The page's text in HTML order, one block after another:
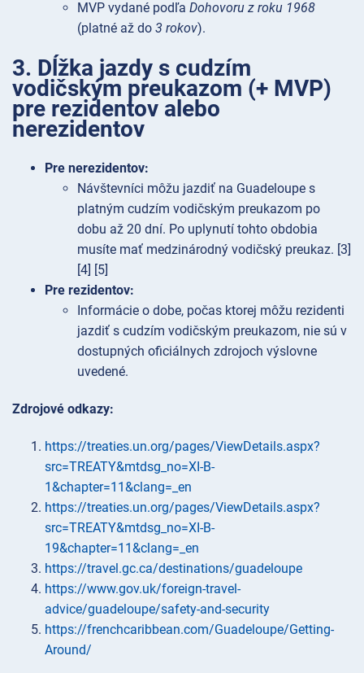
MVP vydané podľa Dohovoru z roku 1968
(platné až do 3 rokov).
3. Dĺžka jazdy s cudzím
vodičským preukazom (+ MVP)
pre rezidentov alebo
nerezidentov
Pre nerezidentov:
Návštevníci môžu jazdiť na Guadeloupe s
platným cudzím vodičským preukazom po
dobu až 20 dní. Po uplynutí tohto obdobia
musíte mať medzinárodný vodičský preukaz. [3]
[4] [5]
Pre rezidentov:
Informácie o dobe, počas ktorej môžu rezidenti
jazdiť s cudzím vodičským preukazom, nie sú v
dostupných oficiálnych zdrojoch výslovne
uvedené.
Zdrojové odkazy:
https://treaties.un.org/pages/ViewDetails.aspx?
src=TREATY&mtdsg_no=XI-B-
1&chapter=11&clang=_en
https://treaties.un.org/pages/ViewDetails.aspx?
src=TREATY&mtdsg_no=XI-B-
19&chapter=11&clang=_en
https://travel.gc.ca/destinations/guadeloupe
https://www.gov.uk/foreign-travel-
advice/guadeloupe/safety-and-security
https://frenchcaribbean.com/Guadeloupe/Getting-
Around/